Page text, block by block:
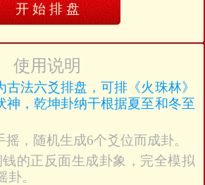
使用说明
法六爻排盘，可排《火珠林》
神，乾坤卦纳干根据夏至和冬至
摇，随机生成6个爻位而成卦。
的正反面生成卦象，完全模拟
卦。